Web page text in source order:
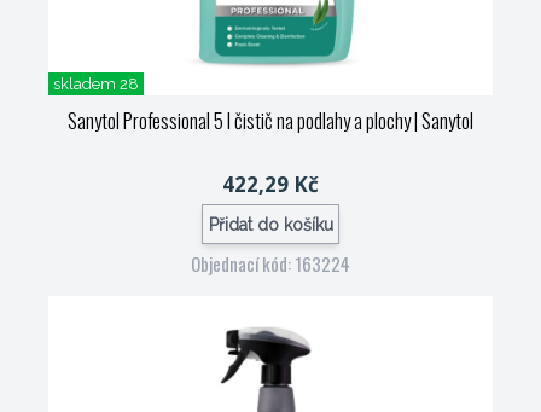
skladem 28
Sanytol Professional 5 l čistič na podlahy a plochy| Sanytol
422,29 Kč
Přidat do košíku
Objednací kód: 163224